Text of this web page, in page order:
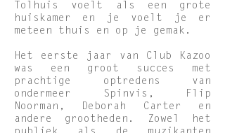
Tolhuis voelt als een grote
huiskamer en je voelt je er
meteen thuis en op je gemak.
Het eerste jaar van Club Kazoo
was een groot succes met
prachtige optredens van
ondermeer Spinvis, Flip
Noorman, Deborah Carter en
andere grootheden. Zowel het